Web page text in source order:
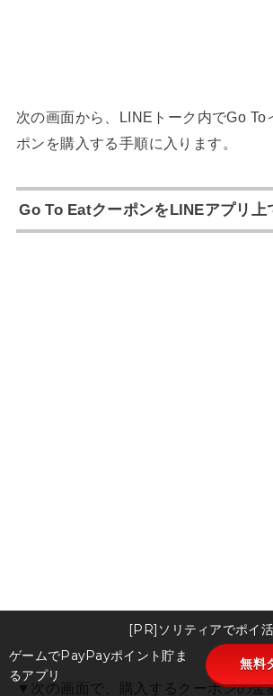
次の画面から、LINEトーク内でGo To
ポンを購入する手順に入ります。
Go To EatクーポンをLINEアプリ上
▼次の画面で、購入するクーポンの金
[PR]ソリティアでポイ活
ゲームでPayPayポイント貯ま
るアプリ
無料